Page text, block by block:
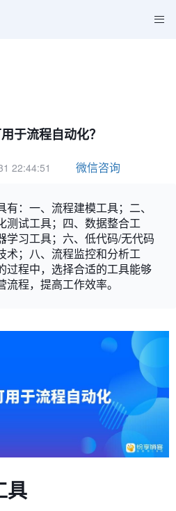
于流程自动化？
22:44:51 微信咨询
：一、流程建模工具；二、
测试工具；四、数据整合工
学习工具；六、低代码/无代码
术；八、流程监控和分析工
过程中，选择合适的工具能够
程，提高工作效率。
具